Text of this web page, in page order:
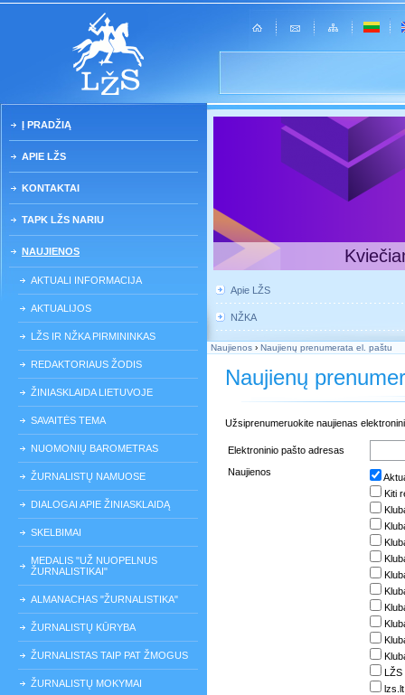
Į PRADŽIĄ
APIE LŽS
KONTAKTAI
TAPK LŽS NARIU
NAUJIENOS
AKTUALI INFORMACIJA
AKTUALIJOS
LŽS IR NŽKA PIRMININKAS
REDAKTORIAUS ŽODIS
ŽINIASKLAIDA LIETUVOJE
SAVAITĖS TEMA
NUOMONIŲ BAROMETRAS
ŽURNALISTŲ NAMUOSE
DIALOGAI APIE ŽINIASKLAIDĄ
SKELBIMAI
MEDALIS "UŽ NUOPELNUS
ŽURNALISTIKAI"
ALMANACHAS "ŽURNALISTIKA"
ŽURNALISTŲ KŪRYBA
ŽURNALISTAS TAIP PAT ŽMOGUS
ŽURNALISTŲ MOKYMAI
Apie LŽS
NŽKA
Naujienos › Naujienų prenumerata el. paštu
Naujienų
Užsiprenumeruokite naujienas
Elektroninio pašto adresas
Naujienos
Kiti
LŽS